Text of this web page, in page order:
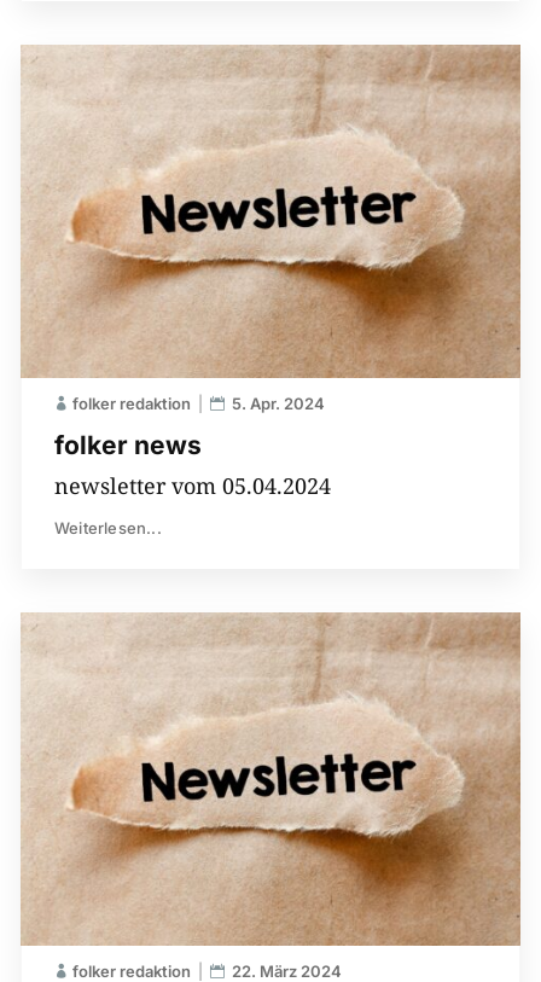
folker news
folker redaktion 5. Apr. 2024
newsletter vom 05.04.2024
Weiterlesen...
folker redaktion 22. März 2024